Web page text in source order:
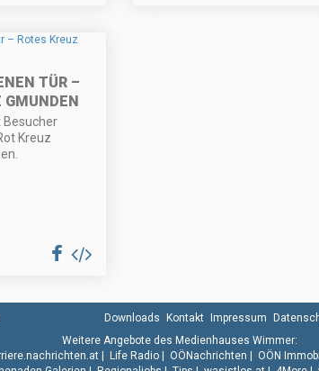
TÜR –
GMUNDEN
Besucher
Kreuz
Downloads Kontakt Impressum
Weitere Angebote des Medienhauses Wimmer:
| Life Radio | OÖNachrichten | OÖN